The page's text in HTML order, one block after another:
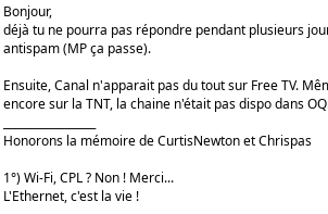
Bonjour,
déjà tu ne pourra pas répondre pendant plusieurs
antispam (MP ça passe).
Ensuite, Canal n'apparait pas du tout sur Free TV.
encore sur la TNT, la chaine n'était pas dispo dans
Honorons la mémoire de CurtisNewton et Chrispas
1°) Wi-Fi, CPL ? Non ! Merci...
L'Ethernet, c'est la vie !